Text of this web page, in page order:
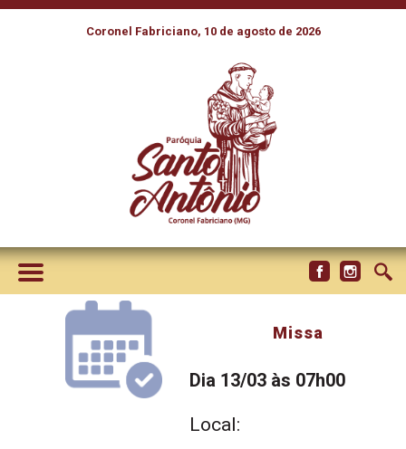
Coronel Fabriciano, 10 de agosto de 2026
Missa
Dia 13/03 às 07h00
Local: